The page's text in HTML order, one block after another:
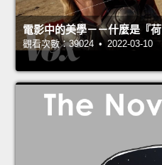
電影中的美學－－什麼是『
觀看次數：39024 • 2022-03-10